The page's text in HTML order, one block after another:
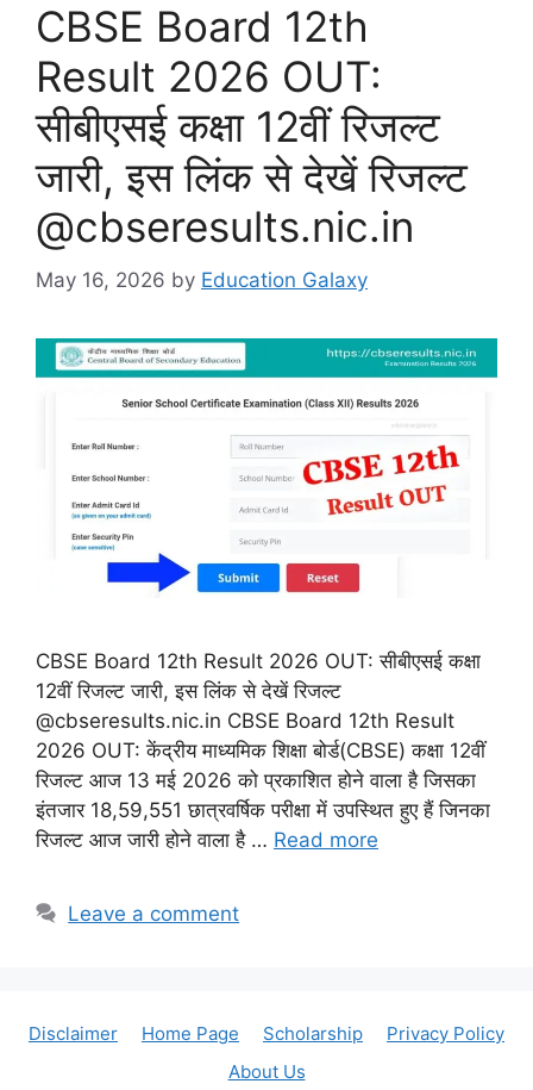
CBSE Board 12th
Result 2026 OUT:
सीबीएसई कक्षा 12वीं रिजल्ट
जारी, इस लिंक से देखें रिजल्ट
@cbseresults.nic.in
May 16, 2026 by Education Galaxy
CBSE Board 12th Result 2026 OUT: सीबीएसई कक्षा
12वीं रिजल्ट जारी, इस लिंक से देखें रिजल्ट
@cbseresults.nic.in CBSE Board 12th Result
2026 OUT: केंद्रीय माध्यमिक शिक्षा बोर्ड(CBSE) कक्षा 12वीं
रिजल्ट आज 13 मई 2026 को प्रकाशित होने वाला है जिसका
इंतजार 18,59,551 छात्रवर्षिक परीक्षा में उपस्थित हुए हैं जिनका
रिजल्ट आज जारी होने वाला है … Read more
Leave a comment
Disclaimer Home Page Scholarship
Privacy Policy
About Us